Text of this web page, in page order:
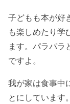
子どもも本が好
も楽しめたり学
ます。パラパラ
ですよ。
我が家は食事中
とにしています